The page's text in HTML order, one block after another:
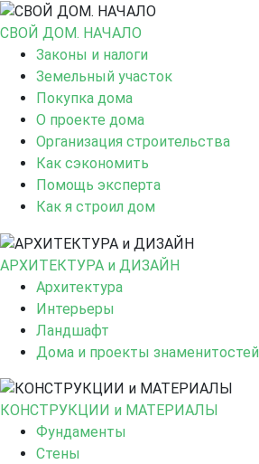
СВОЙ ДОМ. НАЧАЛО
Законы и налоги
Земельный участок
Покупка дома
О проекте дома
Организация строительства
Как сэкономить
Помощь эксперта
Как я строил дом
АРХИТЕКТУРА и ДИЗАЙН
Архитектура
Интерьеры
Ландшафт
Дома и проекты знаменитостей
КОНСТРУКЦИИ и МАТЕРИАЛЫ
Фундаменты
Стены